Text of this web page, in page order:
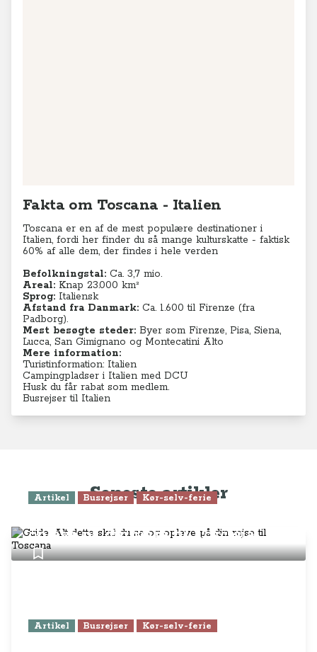
Fakta om Toscana - Italien
Toscana er en af de mest populære destinationer i
Italien, fordi her finder du så mange kulturskatte - faktisk
60% af alle dem, der findes i hele verden
Befolkningstal: Ca. 3,7 mio.
Areal: Knap 23.000 km²
Sprog: Italiensk
Afstand fra Danmark: Ca. 1.600 til Firenze (fra
Padborg).
Mest besøgte steder: Byer som Firenze, Pisa, Siena,
Lucca, San Gimignano og Montecatini Alto
Mere information:
Turistinformation: Italien
Campingpladser i Italien med DCU
Husk du får rabat som medlem.
Busrejser til Italien
Seneste artikler
Artikel Busrejser Kør-selv-ferie
opleve på din rejse til Toscana
Artikel Busrejser Kør-selv-ferie